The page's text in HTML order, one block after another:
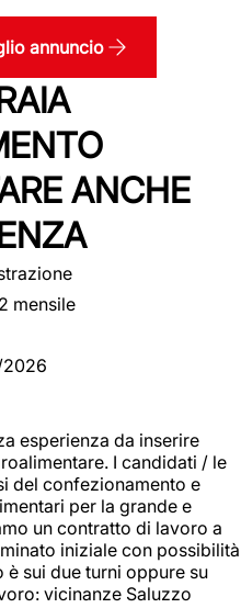
annuncio
ANCHE
mensile
esperienza da inserire
I candidati / le
del confezionamento e
per la grande e
un contratto di lavoro a
iniziale con possibilità
sui due turni oppure su
vicinanze Saluzzo